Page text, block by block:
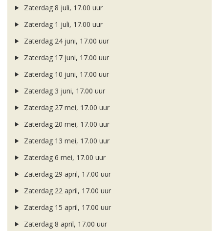
Zaterdag 8 juli, 17.00 uur
Zaterdag 1 juli, 17.00 uur
Zaterdag 24 juni, 17.00 uur
Zaterdag 17 juni, 17.00 uur
Zaterdag 10 juni, 17.00 uur
Zaterdag 3 juni, 17.00 uur
Zaterdag 27 mei, 17.00 uur
Zaterdag 20 mei, 17.00 uur
Zaterdag 13 mei, 17.00 uur
Zaterdag 6 mei, 17.00 uur
Zaterdag 29 april, 17.00 uur
Zaterdag 22 april, 17.00 uur
Zaterdag 15 april, 17.00 uur
Zaterdag 8 april, 17.00 uur